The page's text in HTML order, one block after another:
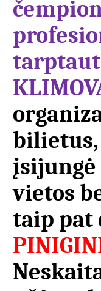
vietos
taip pat